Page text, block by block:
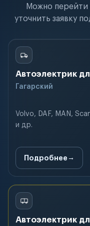
Можно перейти
уточнить заявку
Автоэлектрик
Гагарский
Volvo, DAF, MAN,
и др.
Подробнее
Автоэлектрик